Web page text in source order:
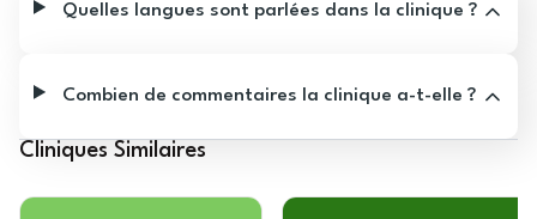
Quelles langues sont parlées dans la clinique ?
Combien de commentaires la clinique a-t-elle ?
Cliniques Similaires